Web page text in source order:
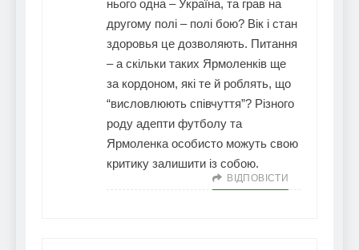
нього одна – Україна, та грав на
другому полі – полі бою? Вік і стан
здоровья це дозволяють. Питання
– а скільки таких Ярмоленків ще
за кордоном, які те й роблять, що
“висловлюють співчуття”? Різного
роду адепти футболу та
Ярмоленка особисто можуть свою
критику залишити із собою.
ВІДПОВІCТИ